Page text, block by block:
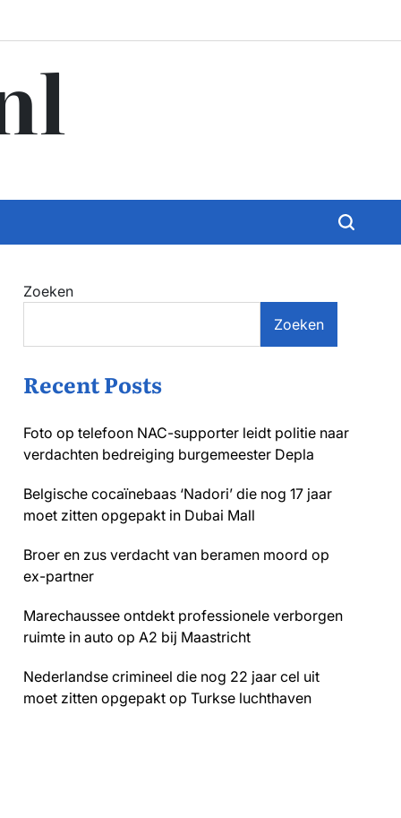
Zoeken
Zoeken
Recent Posts
Foto op telefoon NAC-supporter leidt politie naar
verdachten bedreiging burgemeester Depla
Belgische cocaïnebaas ‘Nadori’ die nog 17 jaar
moet zitten opgepakt in Dubai Mall
Broer en zus verdacht van beramen moord op
ex-partner
Marechaussee ontdekt professionele verborgen
ruimte in auto op A2 bij Maastricht
Nederlandse crimineel die nog 22 jaar cel uit
moet zitten opgepakt op Turkse luchthaven